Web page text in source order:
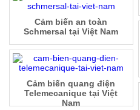
Cảm biến an toàn
Schmersal tại Việt Nam
Cảm biến quang điện
Telemecanique tại Việt
Nam